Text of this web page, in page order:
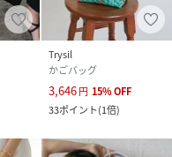
Trysil
かごバッグ
3,646円 15%OFF
33ポイント(1倍)